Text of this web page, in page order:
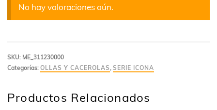
No hay valoraciones aún.
SKU: ME_311230000
Categorías: OLLAS Y CACEROLAS , SERIE ICONA
Productos Relacionados